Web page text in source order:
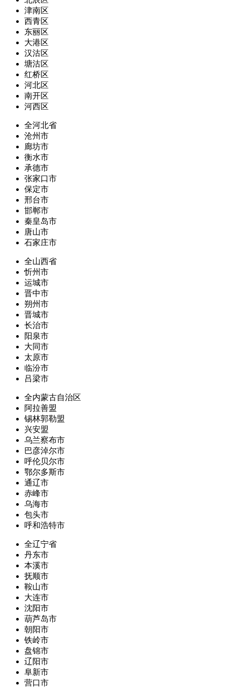
津南区
西青区
东丽区
大港区
汉沽区
塘沽区
红桥区
河北区
南开区
河西区
全河北省
沧州市
廊坊市
衡水市
承德市
张家口市
保定市
邢台市
邯郸市
秦皇岛市
唐山市
石家庄市
全山西省
忻州市
运城市
晋中市
朔州市
晋城市
长治市
阳泉市
大同市
太原市
临汾市
吕梁市
全内蒙古自治区
阿拉善盟
锡林郭勒盟
兴安盟
乌兰察布市
巴彦淖尔市
呼伦贝尔市
鄂尔多斯市
通辽市
赤峰市
乌海市
包头市
呼和浩特市
全辽宁省
丹东市
本溪市
抚顺市
鞍山市
大连市
沈阳市
葫芦岛市
朝阳市
铁岭市
盘锦市
辽阳市
阜新市
营口市